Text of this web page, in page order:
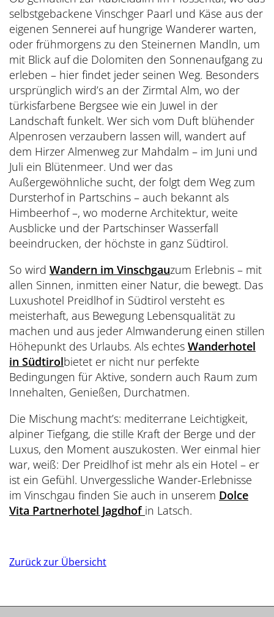
selbstgebackene Vinschger Paarl und Käse aus der
eigenen Sennerei auf hungrige Wanderer warten,
oder frühmorgens zu den Steinernen Mandln, um
mit Blick auf die Dolomiten den Sonnenaufgang zu
erleben – hier findet jeder seinen Weg. Besonders
ursprünglich wird’s an der Zirmtal Alm, wo der
türkisfarbene Bergsee wie ein Juwel in der
Landschaft funkelt. Wer sich vom Duft blühender
Alpenrosen verzaubern lassen will, wandert auf
dem Hirzer Almenweg zur Mahdalm – im Juni und
Juli ein Blütenmeer. Und wer das
Außergewöhnliche sucht, der folgt dem Weg zum
Dursterhof in Partschins – auch bekannt als
Himbeerhof –, wo moderne Architektur, weite
Ausblicke und der Partschinser Wasserfall
beeindrucken, der höchste in ganz Südtirol.
So wird Wandern im Vinschgauzum Erlebnis – mit
allen Sinnen, inmitten einer Natur, die bewegt. Das
Luxushotel Preidlhof in Südtirol versteht es
meisterhaft, aus Bewegung Lebensqualität zu
machen und aus jeder Almwanderung einen stillen
Höhepunkt des Urlaubs. Als echtes Wanderhotel
in Südtirolbietet er nicht nur perfekte
Bedingungen für Aktive, sondern auch Raum zum
Innehalten, Genießen, Durchatmen.
Die Mischung macht’s: mediterrane Leichtigkeit,
alpiner Tiefgang, die stille Kraft der Berge und der
Luxus, den Moment auszukosten. Wer einmal hier
war, weiß: Der Preidlhof ist mehr als ein Hotel – er
ist ein Gefühl. Unvergessliche Wander-Erlebnisse
im Vinschgau finden Sie auch in unserem Dolce
Vita Partnerhotel Jagdhof in Latsch.
Zurück zur Übersicht